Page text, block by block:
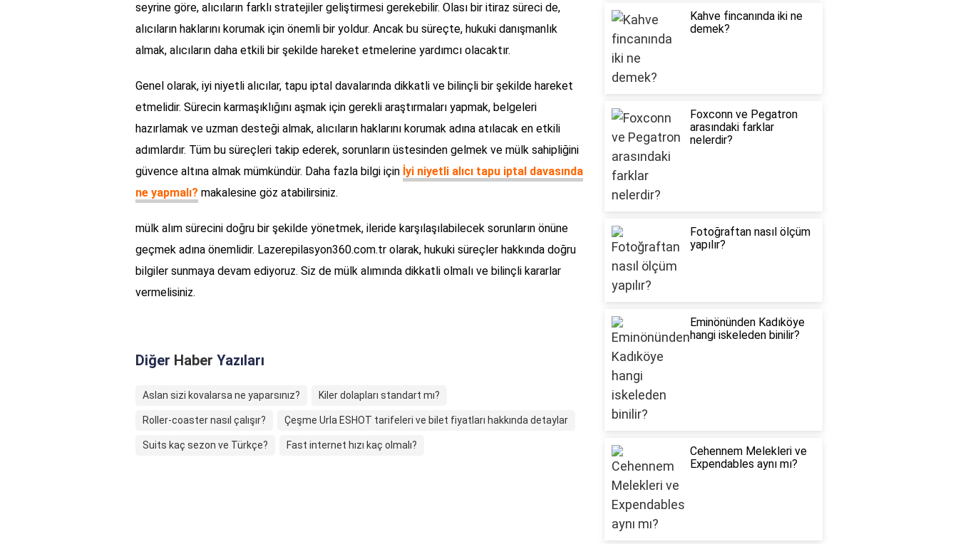
seyrine göre, alıcıların farklı stratejiler geliştirmesi gerekebilir. Olası bir itiraz süreci de,
alıcıların haklarını korumak için önemli bir yoldur. Ancak bu süreçte, hukuki danışmanlık
almak, alıcıların daha etkili bir şekilde hareket etmelerine yardımcı olacaktır.
Genel olarak, iyi niyetli alıcılar, tapu iptal davalarında dikkatli ve bilinçli bir şekilde hareket
etmelidir. Sürecin karmaşıklığını aşmak için gerekli araştırmaları yapmak, belgeleri
hazırlamak ve uzman desteği almak, alıcıların haklarını korumak adına atılacak en etkili
adımlardır. Tüm bu süreçleri takip ederek, sorunların üstesinden gelmek ve mülk sahipliğini
güvence altına almak mümkündür. Daha fazla bilgi için İyi niyetli alıcı tapu iptal davasında
ne yapmalı? makalesine göz atabilirsiniz.
mülk alım sürecini doğru bir şekilde yönetmek, ileride karşılaşılabilecek sorunların önüne
geçmek adına önemlidir. Lazerepilasyon360.com.tr olarak, hukuki süreçler hakkında doğru
bilgiler sunmaya devam ediyoruz. Siz de mülk alımında dikkatli olmalı ve bilinçli kararlar
vermelisiniz.
Diğer Haber Yazıları
Aslan sizi kovalarsa ne yaparsınız? Kiler dolapları standart mı?
Roller-coaster nasıl çalışır? Çeşme Urla ESHOT tarifeleri ve bilet fiyatları hakkında detaylar
Suits kaç sezon ve Türkçe? Fast internet hızı kaç olmalı?
Kahve fincanında iki ne
demek?
Foxconn ve Pegatron
arasındaki farklar
nelerdir?
Fotoğraftan nasıl ölçüm
yapılır?
Eminönünden Kadıköye
hangi iskeleden binilir?
Cehennem Melekleri ve
Expendables aynı mı?